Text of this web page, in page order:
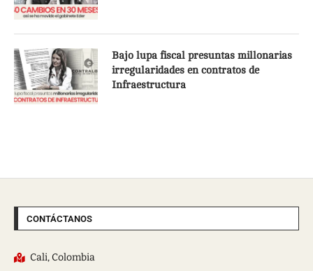
Bajo lupa fiscal presuntas millonarias
irregularidades en contratos de
Infraestructura
CONTÁCTANOS
Cali, Colombia